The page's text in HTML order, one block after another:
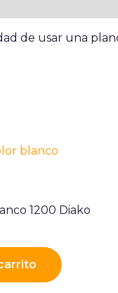
de usar una
1200 Diako